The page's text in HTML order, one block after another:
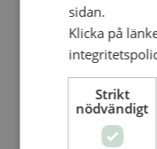
Ansökan
Ansökan öppnar
webbsida.
starta inom
sidan.
Klicka på
Strikt
nödvändigt